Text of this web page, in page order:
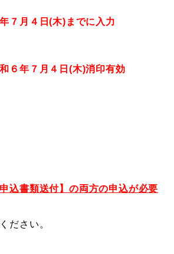
７月４日(木)までに入力
６年７月４日(木)消印有効
込書類送付】の両方の申込が必要
ださい。